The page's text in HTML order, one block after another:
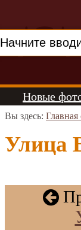
Новые
Вы здесь: Главная
Улица